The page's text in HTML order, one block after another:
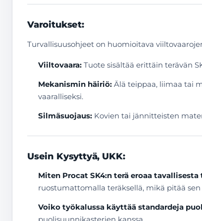
Varoitukset:
Turvallisuusohjeet on huomioitava
Viiltovaara: Tuote sisältää erittäin terävän
Mekanismin häiriö: Älä teippaa, liimaa tai
vaaralliseksi.
Silmäsuojaus: Kovien tai jännitteisten
Usein Kysyttyä, UKK:
Miten Procat SK4:n terä eroaa tavallisesta
ruostumattomalla teräksellä, mikä pitää
Voiko työkalussa käyttää standardeja